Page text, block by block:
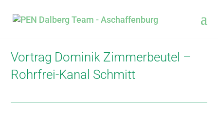
Vortrag Dominik Zimmerbeutel –
Rohrfrei-Kanal Schmitt